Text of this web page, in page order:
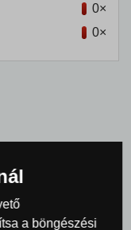
0×
0×
a böngészési